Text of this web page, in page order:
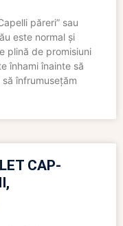
păreri” sau
este normal și
plină de promisiuni
înhami înainte să
înfrumusețăm
CAP-